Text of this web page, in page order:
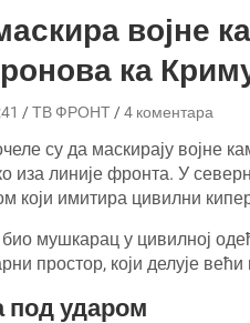
војне
ка
ТВ ФРОНТ 4 коментара
су да маскирају војне
иза линије фронта. У
који имитира цивилни
мушкарац у цивилној
простор, који делује
под ударом